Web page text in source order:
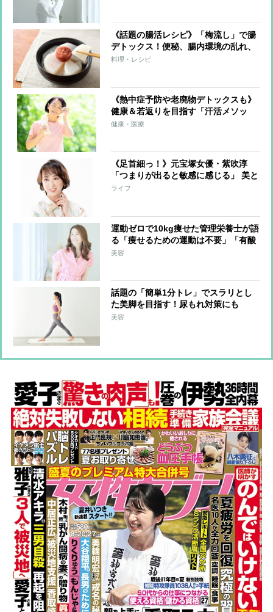
《話題の腸活レシピ》「梅流し」で腸
デトックス！便秘、腸内環境の乱れ、
疲れた「胃腸」を休ませる
料理・レシピ
《熱中症予防や老廃物デトックスも》
健康＆若返りを目指す「汗活メソッ
ド」のポイント「6～8時間の睡眠をし
健康・医療
《足首細っ！》元宝塚女優・紫吹淳
「つまりが出ると敏感に感じる」 美と
健康維持に欠かさない“特別グッズ”を
ライフ
運動ゼロで10kg痩せた管理栄養士が語
る「痩せるための運動は不要」「有酸
素運動は要注意」のワケ
美容
話題の「簡単1分トレ」でスラリとし
た美脚を目指す！尿もれ対策にも
美容